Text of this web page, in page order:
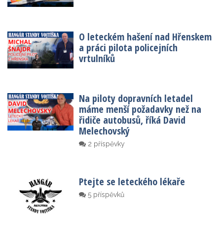
O leteckém hašení nad Hřenskem
a práci pilota policejních
vrtulníků
Na piloty dopravních letadel
máme menší požadavky než na
řidiče autobusů, říká David
Melechovský
2 příspěvky
Ptejte se leteckého lékaře
5 příspěvků